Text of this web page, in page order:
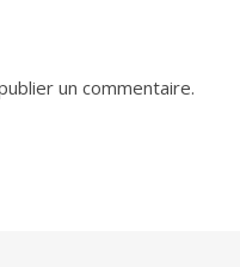
un commentaire.